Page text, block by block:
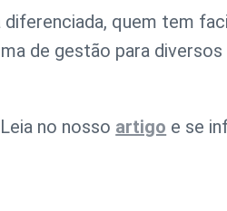
diferenciada, quem tem
de gestão para
no nosso artigo e se